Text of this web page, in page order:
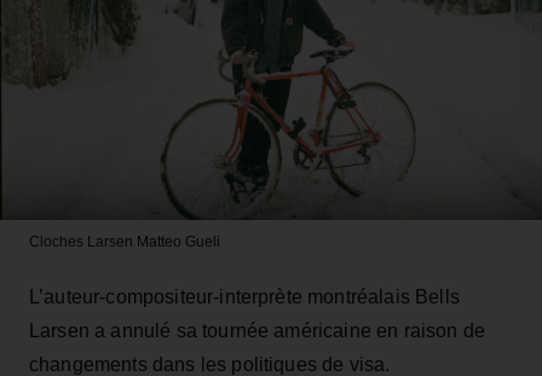
Cloches Larsen Matteo Gueli
L’auteur-compositeur-interprète montréalais Bells
Larsen a annulé sa tournée américaine en raison de
changements dans les politiques de visa.